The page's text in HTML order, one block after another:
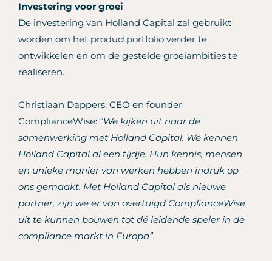
Investering voor groei
De investering van Holland Capital zal gebruikt
worden om het productportfolio verder te
ontwikkelen en om de gestelde groeiambities te
realiseren.
Christiaan Dappers, CEO en founder
ComplianceWise: “We kijken uit naar de
samenwerking met Holland Capital. We kennen
Holland Capital al een tijdje. Hun kennis, mensen
en unieke manier van werken hebben indruk op
ons gemaakt. Met Holland Capital als nieuwe
partner, zijn we er van overtuigd ComplianceWise
uit te kunnen bouwen tot dé leidende speler in de
compliance markt in Europa”.